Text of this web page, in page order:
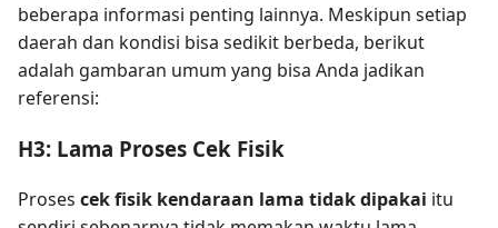
beberapa informasi penting lainnya. Meskipun setiap
daerah dan kondisi bisa sedikit berbeda, berikut
adalah gambaran umum yang bisa Anda jadikan
referensi:
H3: Lama Proses Cek Fisik
Proses cek fisik kendaraan lama tidak dipakai itu